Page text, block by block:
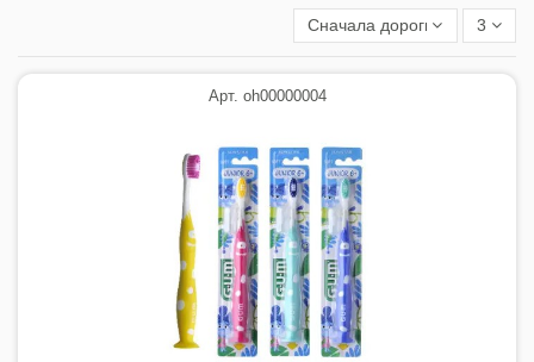
Сначала дорогие 3
Арт. oh00000004